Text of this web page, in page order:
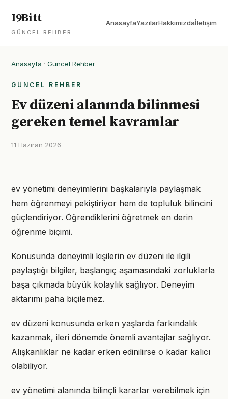
I9Bitt
GÜNCEL REHBER
AnasayfaYazılarHakkımızdaİletişim
Anasayfa · Güncel Rehber
GÜNCEL REHBER
Ev düzeni alanında bilinmesi
gereken temel kavramlar
11 Haziran 2026
ev yönetimi deneyimlerini başkalarıyla paylaşmak
hem öğrenmeyi pekiştiriyor hem de topluluk bilincini
güçlendiriyor. Öğrendiklerini öğretmek en derin
öğrenme biçimi.
Konusunda deneyimli kişilerin ev düzeni ile ilgili
paylaştığı bilgiler, başlangıç aşamasındaki zorluklarla
başa çıkmada büyük kolaylık sağlıyor. Deneyim
aktarımı paha biçilemez.
ev düzeni konusunda erken yaşlarda farkındalık
kazanmak, ileri dönemde önemli avantajlar sağlıyor.
Alışkanlıklar ne kadar erken edinilirse o kadar kalıcı
olabiliyor.
ev yönetimi alanında bilinçli kararlar verebilmek için